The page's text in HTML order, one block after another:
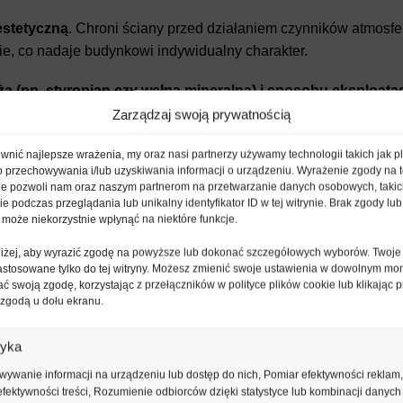
Zarządzaj swoją prywatnością
najlepsze wrażenia, my oraz nasi partnerzy używamy technologii takich jak
przechowywania i/lub uzyskiwania informacji o urządzeniu. Wyrażenie zgody na
pozwoli nam oraz naszym partnerom na przetwarzanie danych osobowych,
podczas przeglądania lub unikalny identyfikator ID w tej witrynie. Brak zgody
niekorzystnie wpłynąć na niektóre funkcje.
aby wyrazić zgodę na powyższe lub dokonać szczegółowych wyborów.
tylko do tej witryny. Możesz zmienić swoje ustawienia w dowolnym
swoją zgodę, korzystając z przełączników w polityce plików cookie lub klikając
u dołu ekranu.
informacji na urządzeniu lub dostęp do nich, Pomiar efektywności reklam,
treści, Rozumienie odbiorców dzięki statystyce lub kombinacji danych
. Chroni ściany przed działaniem czynników
co nadaje budynkowi indywidualny charakter.
(np. styropian czy wełna mineralna) i sposobu
była zarówno piękna, jak i trwała na lata.
ze styropianu?
i zastosowaniem. Istnieje kilka rodzajów tynków
i wilgoć, paroprzepuszczalny i elastyczny. Idealny do
Najlepiej sprawdza się na styropianie.
i rozwój grzybów, polecany na wełnę mineralną.